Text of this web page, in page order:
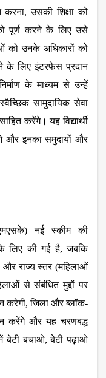
करना, उसकी शिक्षा को
पूर्ण करने के लिए उसे
को उनके अधिकारों को
के लिए इंटरफेस प्रदान
के माध्‍यम से उन्‍हें
स्‍वैच्छिक सामुदायिक सेवा
करेंगे। यह विद्यार्थी
और इनका समुदायों और
) नई स्‍कीम की
के लिए की गई है, जबकि
और राज्‍य स्‍तर (महिलाओं
से संबंधित मुद्दों पर
करेगी, जिला और ब्‍लॉक-
करेंगे और यह चरणबद्ध
बेटी बचाओ, बेटी पढ़ाओ